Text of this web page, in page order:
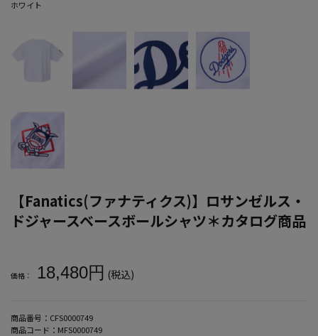
ホワイト
【Fanatics(ファナティクス)】ロサンゼルス・
ドジャースベースボールシャツ＊カタログ商品
価格： 18,480円 (税込)
商品番号： CFS0000749
商品コード： MFS0000749